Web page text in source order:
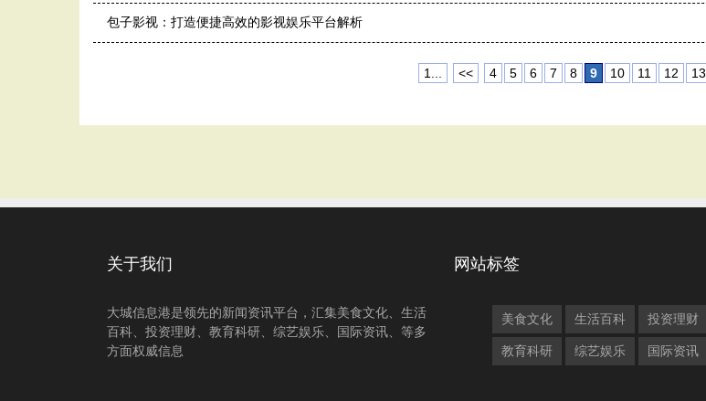
包子影视：打造便捷高效的影视娱乐平台解析
1... << 4 5 6 7 8 9 10 11 12 13
关于我们
大城信息港是领先的新闻资讯平台，汇集美食文化、生活
百科、投资理财、教育科研、综艺娱乐、国际资讯、等多
方面权威信息
网站标签
美食文化 生活百科 投资理财
教育科研 综艺娱乐 国际资讯